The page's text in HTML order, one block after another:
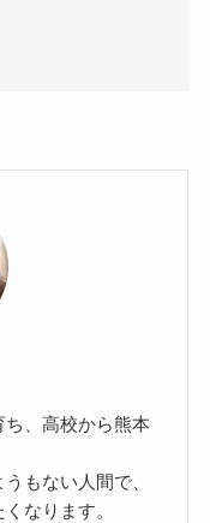
、高校から熊本
もない人間で、
なります。